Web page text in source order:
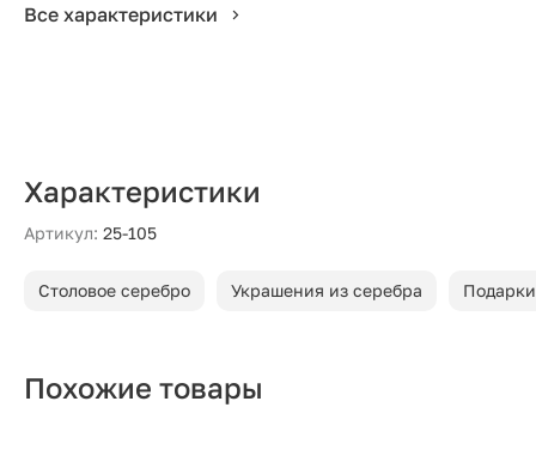
Все характеристики
Характеристики
Артикул: 25-105
Столовое серебро Украшения из серебра
Похожие товары